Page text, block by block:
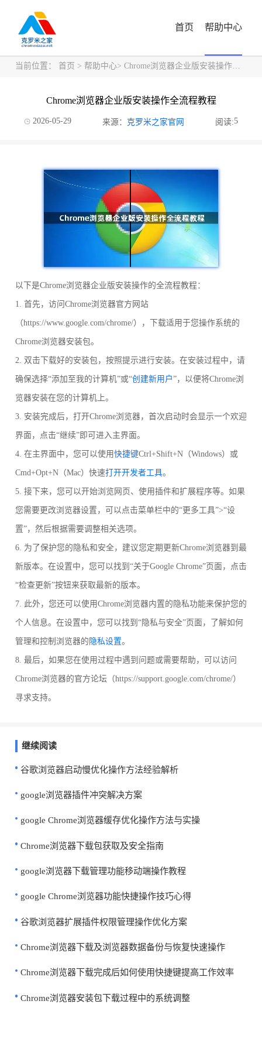
首页 帮助中心
当前位置： 首页 > 帮助中心> Chrome浏览器企业版安装操作全流程教程
Chrome浏览器企业版安装操作全流程教程
2026-05-29 来源： 克罗米之家官网 阅读:5
以下是Chrome浏览器企业版安装操作的全流程教程：
1. 首先，访问Chrome浏览器官方网站
（https://www.google.com/chrome/），下载适用于您操作系统的
Chrome浏览器安装包。
2. 双击下载好的安装包，按照提示进行安装。在安装过程中，请
确保选择“添加至我的计算机”或“创建新用户”，以便将Chrome浏
览器安装在您的计算机上。
3. 安装完成后，打开Chrome浏览器，首次启动时会显示一个欢迎
界面，点击“继续”即可进入主界面。
4. 在主界面中，您可以使用快捷键Ctrl+Shift+N（Windows）或
Cmd+Opt+N（Mac）快速打开开发者工具。
5. 接下来，您可以开始浏览网页、使用插件和扩展程序等。如果
您需要更改浏览器设置，可以点击菜单栏中的“更多工具”>“设
置”，然后根据需要调整相关选项。
6. 为了保护您的隐私和安全，建议您定期更新Chrome浏览器到最
新版本。在设置中，您可以找到“关于Google Chrome”页面，点击
“检查更新”按钮来获取最新的版本。
7. 此外，您还可以使用Chrome浏览器内置的隐私功能来保护您的
个人信息。在设置中，您可以找到“隐私与安全”页面，了解如何
管理和控制浏览器的 隐私设置。
8. 最后，如果您在使用过程中遇到问题或需要帮助，可以访问
Chrome浏览器的官方论坛（https://support.google.com/chrome/）
寻求支持。
继续阅读
谷歌浏览器启动慢优化操作方法经验解析
google浏览器插件冲突解决方案
google Chrome浏览器缓存优化操作方法与实操
Chrome浏览器下载包获取及安全指南
google浏览器下载管理功能移动端操作教程
google Chrome浏览器功能快捷操作技巧心得
谷歌浏览器扩展插件权限管理操作优化方案
Chrome浏览器下载及浏览器数据备份与恢复快速操作
Chrome浏览器下载完成后如何使用快捷键提高工作效率
Chrome浏览器安装包下载过程中的系统调整